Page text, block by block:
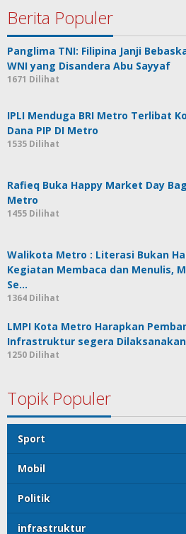
Berita Populer
Panglima TNI: Filipina Janji
WNI yang Disandera Abu Sayyaf
1671 Dilihat
IPLI Menduga BRI Metro Terlibat
Dana PIP DI Metro
1535 Dilihat
Rafieq Buka Happy Market Day
Metro
1455 Dilihat
Walikota Metro : Literasi Bukan
Kegiatan Membaca dan Menulis,
Se…
1364 Dilihat
LMPI Kota Metro Harapkan
Infrastruktur segera
1250 Dilihat
Topik Populer
Sport
Mobil
Politik
infrastruktur